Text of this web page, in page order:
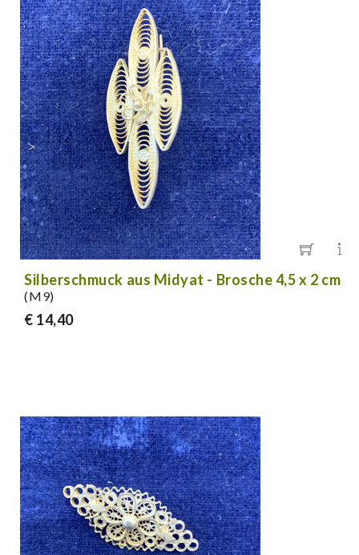
Silberschmuck aus Midyat - Brosche 4,5 x 2 cm
(M9)
€ 14,40